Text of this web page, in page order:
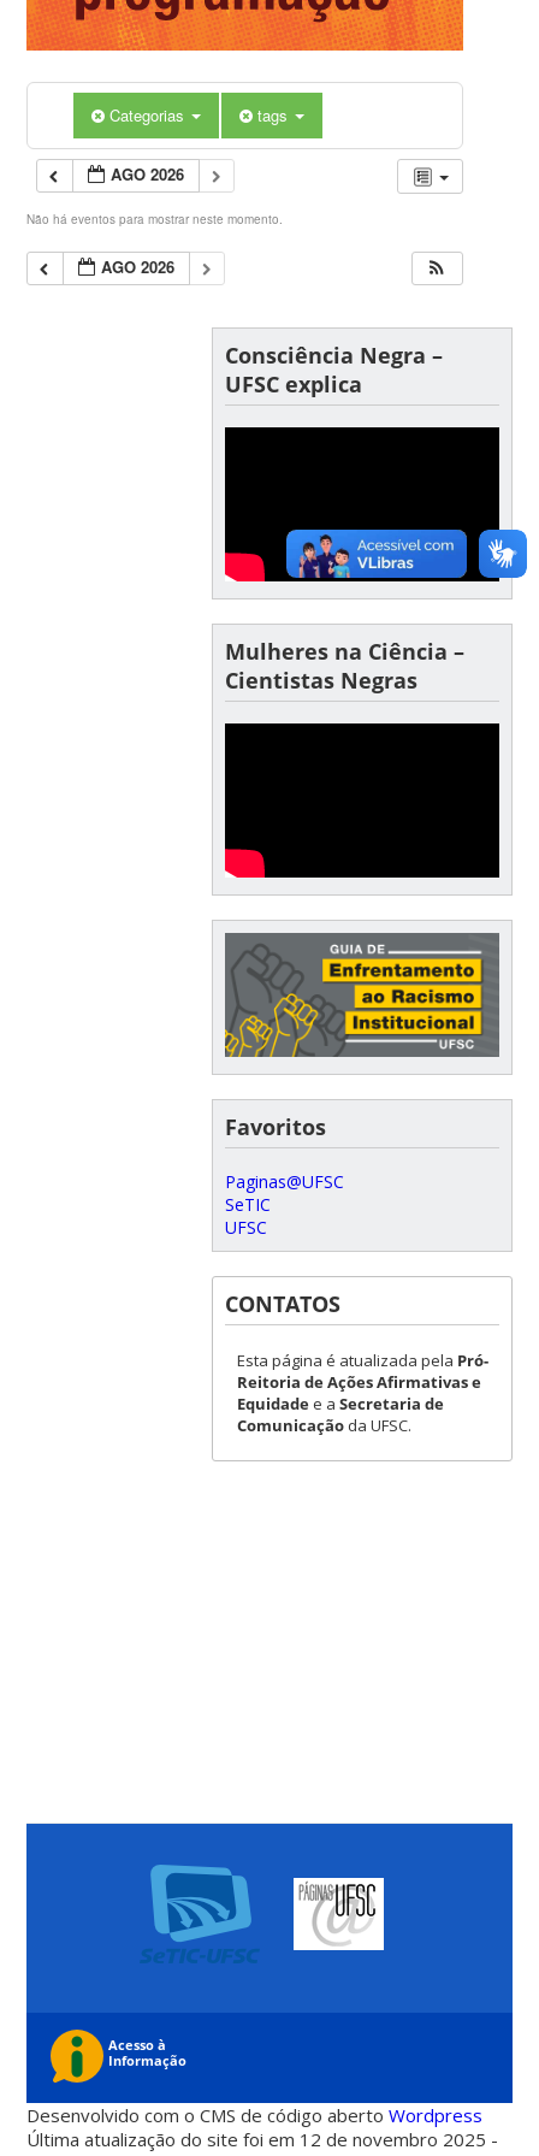
Categorias tags
AGO 2026
Não há eventos para mostrar neste momento.
AGO 2026
Consciência Negra –
UFSC explica
Mulheres na Ciência –
Cientistas Negras
Favoritos
Paginas@UFSC
SeTIC
UFSC
CONTATOS
Esta página é atualizada pela Pró-
Reitoria de Ações Afirmativas e
Equidadee a Secretaria de
Comunicaçãoda UFSC.
Desenvolvido com o CMS de código abertoWordpress
Última atualização do site foi em 12 de novembro 2025 -